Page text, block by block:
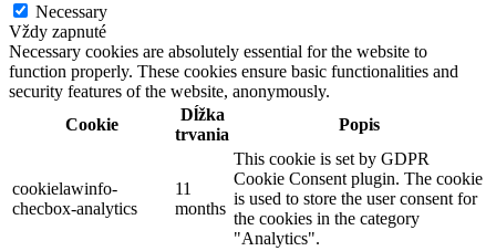
Necessary
Vždy zapnuté
Necessary cookies are absolutely essential for the website to
function properly. These cookies ensure basic functionalities and
security features of the website, anonymously.
Cookie
Dĺžka
trvania
Popis
cookielawinfo-
checbox-analytics
11
months
This cookie is set by GDPR
Cookie Consent plugin. The cookie
is used to store the user consent for
the cookies in the category
"Analytics".